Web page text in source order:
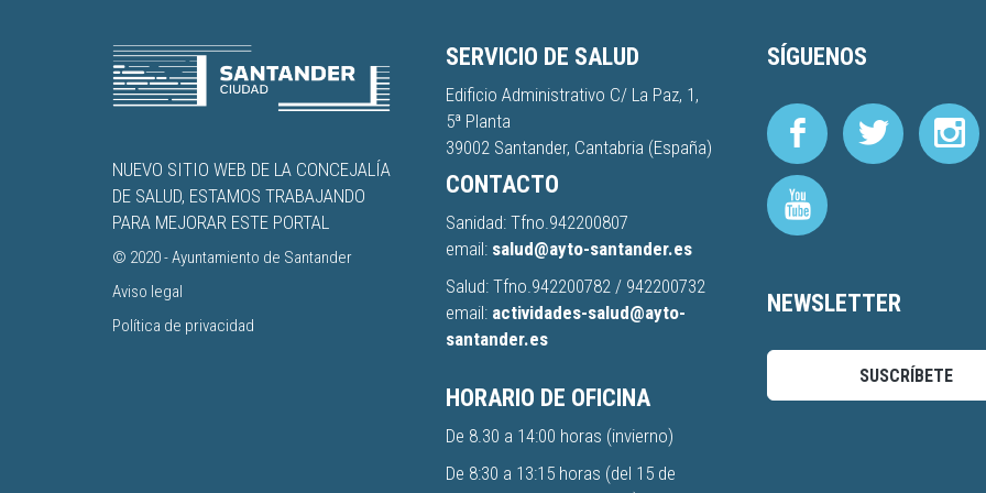
NUEVO SITIO WEB DE LA CONCEJALÍA
DE SALUD, ESTAMOS TRABAJANDO
PARA MEJORAR ESTE PORTAL
© 2020 -Ayuntamiento de Santander
Aviso legal
Política de privacidad
SERVICIO DE SALUD
Edificio Administrativo C/ La Paz, 1,
5ª Planta
39002 Santander, Cantabria (España)
CONTACTO
Sanidad: Tfno.942200807
email: salud@ayto-santander.es
Salud: Tfno.942200782 / 942200732
email: actividades-salud@ayto-
santander.es
HORARIO DE OFICINA
De 8.30 a 14:00 horas (invierno)
De 8:30 a 13:15 horas (del 15 de
SÍGUENOS
NEWSLETTER
SUSCRÍBETE